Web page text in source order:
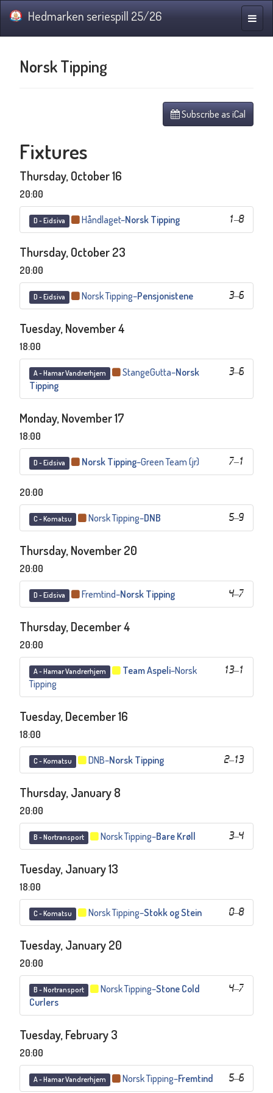
Toggle
Hedmarken seriespill 25/26
Norsk Tipping
Subscribe as iCal
Fixtures
Thursday, October 16
20:00
D - Eidsiva 1–8
Håndlaget–Norsk Tipping
Thursday, October 23
20:00
D - Eidsiva 3–6
Norsk Tipping–Pensjonistene
Tuesday, November 4
18:00
A - Hamar Vandrerhjem 3–6
StangeGutta–Norsk
Tipping
Monday, November 17
18:00
D - Eidsiva 7–1
Norsk Tipping–Green Team (jr)
20:00
C - Komatsu 5–9
Norsk Tipping–DNB
Thursday, November 20
20:00
D - Eidsiva 4–7
Fremtind–Norsk Tipping
Thursday, December 4
20:00
A - Hamar Vandrerhjem 13–1
Team Aspeli–Norsk
Tipping
Tuesday, December 16
18:00
C - Komatsu 2–13
DNB–Norsk Tipping
Thursday, January 8
20:00
B - Nortransport 3–4
Norsk Tipping–Bare Krøll
Tuesday, January 13
18:00
C - Komatsu 0–8
Norsk Tipping–Stokk og Stein
Tuesday, January 20
20:00
B - Nortransport 4–7
Norsk Tipping–Stone Cold
Curlers
Tuesday, February 3
20:00
A - Hamar Vandrerhjem 5–6
Norsk Tipping–Fremtind